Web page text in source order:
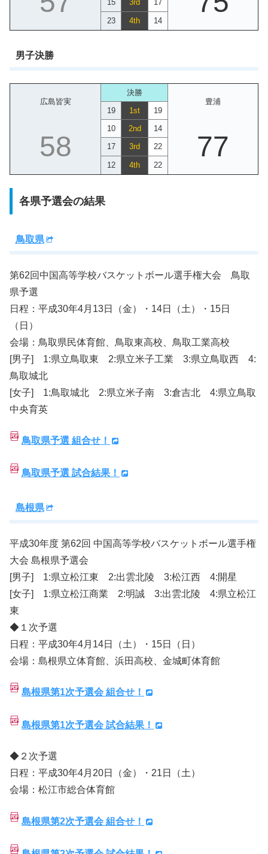
15 3rd 17
23 4th 14
男子決勝
広島皆実
決勝
豊浦
19
1st 19
58
10 2nd 14
77
17 3rd 22
12 4th 22
各県予選会の結果
鳥取県
第62回中国高等学校バスケットボール選手権大会 鳥取
県予選
日程：平成30年4月13日（金）・14日（土）・15日
（日）
会場：鳥取県民体育館、鳥取東高校、鳥取工業高校
[男子] 1:県立鳥取東 2:県立米子工業 3:県立鳥取西 4:
鳥取城北
[女子] 1:鳥取城北 2:県立米子南 3:倉吉北 4:県立鳥取
中央育英
鳥取県予選 組合せ！
鳥取県予選 試合結果！
島根県
平成30年度 第62回 中国高等学校バスケットボール選手権
大会 島根県予選会
[男子] 1:県立松江東 2:出雲北陵 3:松江西 4:開星
[女子] 1:県立松江商業 2:明誠 3:出雲北陵 4:県立松江
東
◆１次予選
日程：平成30年4月14日（土）・15日（日）
会場：島根県立体育館、浜田高校、金城町体育館
島根県第1次予選会 組合せ！
島根県第1次予選会 試合結果！
◆２次予選
日程：平成30年4月20日（金）・21日（土）
会場：松江市総合体育館
島根県第2次予選会 組合せ！